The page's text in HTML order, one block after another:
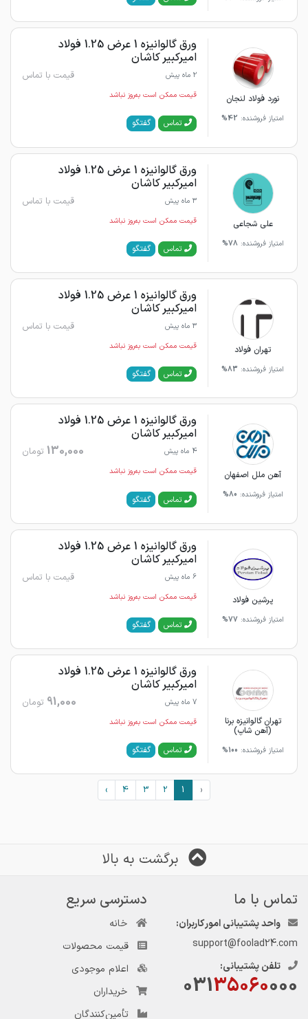
نورد فولاد لنجان
امتیاز فروشنده: 42%
ورق گالوانیزه 1 عرض 1.25 فولاد
امیرکبیر کاشان
2 ماه پیش قیمت با تماس
قیمت ممکن است به‌روز نباشد
تماس گفتگو
علی شجاعی
امتیاز فروشنده: 78%
ورق گالوانیزه 1 عرض 1.25 فولاد
امیرکبیر کاشان
3 ماه پیش قیمت با تماس
قیمت ممکن است به‌روز نباشد
تماس گفتگو
تهران فولاد
امتیاز فروشنده: 83%
ورق گالوانیزه 1 عرض 1.25 فولاد
امیرکبیر کاشان
3 ماه پیش قیمت با تماس
قیمت ممکن است به‌روز نباشد
تماس گفتگو
آهن ملل اصفهان
امتیاز فروشنده: 80%
ورق گالوانیزه 1 عرض 1.25 فولاد
امیرکبیر کاشان
4 ماه پیش 130,000 تومان
قیمت ممکن است به‌روز نباشد
تماس گفتگو
پرشین فولاد
امتیاز فروشنده: 77%
ورق گالوانیزه 1 عرض 1.25 فولاد
امیرکبیر کاشان
6 ماه پیش قیمت با تماس
قیمت ممکن است به‌روز نباشد
تماس گفتگو
تهران گالوانیزه برنا
(آهن شاپ)
امتیاز فروشنده: 100%
ورق گالوانیزه 1 عرض 1.25 فولاد
امیرکبیر کاشان
7 ماه پیش 91,000 تومان
قیمت ممکن است به‌روز نباشد
تماس گفتگو
‹
1
2
3
4
›
برگشت به بالا
تماس با ما
واحد پشتیبانی امور کاربران:
support@foolad24.com
تلفن پشتیبانی:
03135060000
دسترسی سریع
خانه
قیمت محصولات
اعلام موجودی
خریداران
تأمین‌کنندگان